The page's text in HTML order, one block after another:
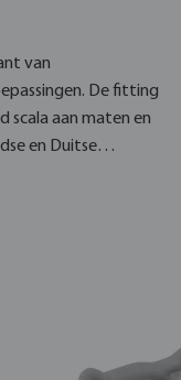
van
De fitting
scala aan maten en
en Duitse